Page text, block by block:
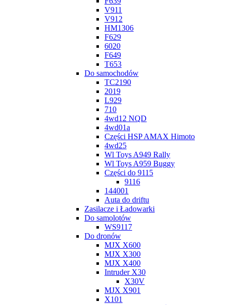
V911
V912
HM1306
F629
6020
F649
T653
Do samochodów
TC2190
2019
L929
710
4wd12 NQD
4wd01a
Części HSP AMAX Himoto
4wd25
Wl Toys A949 Rally
Wl Toys A959 Buggy
Części do 9115
9116
144001
Auta do driftu
Zasilacze i Ładowarki
Do samolotów
WS9117
Do dronów
MJX X600
MJX X300
MJX X400
Intruder X30
X30V
MJX X901
X101